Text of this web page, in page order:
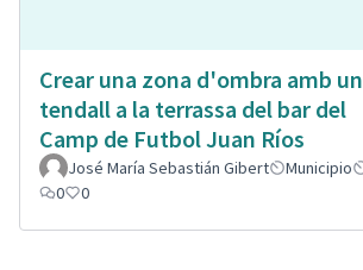
Crear una zona d'ombra amb un
tendall a la terrassa del bar del
Camp de Futbol Juan Ríos
José María Sebastián Gibert Municipio
0
0